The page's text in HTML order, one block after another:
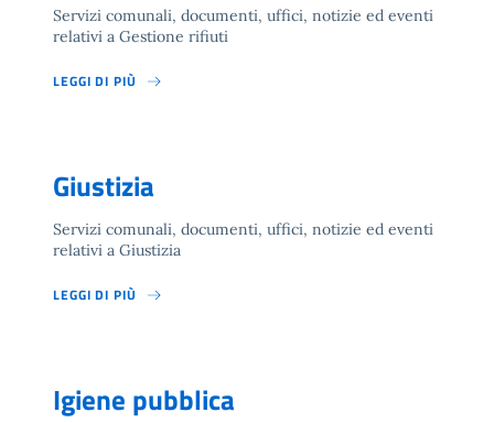
Servizi comunali, documenti, uffici, notizie ed eventi
relativi a Gestione rifiuti
LEGGI DI PIÙ
Giustizia
Servizi comunali, documenti, uffici, notizie ed eventi
relativi a Giustizia
LEGGI DI PIÙ
Igiene pubblica